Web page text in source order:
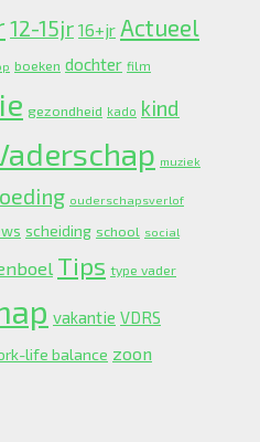
12-15jr 16+jr Actueel
boeken dochter film
gezondheid kado kind
muziek
ouderschapsverlof
scheiding school social
Tips type vader
vakantie VDRS
life balance zoon